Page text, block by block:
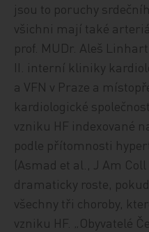
jsou to poruchy
všichni mají také
prof. MUDr. Aleš
II. interní kliniky
a VFN v Praze a
kardiologické
vzniku HF indexované
podle přítomnosti
(Asmad et al., J Am Coll
dramaticky roste,
všechny tři choroby,
vzniku HF. „Obyvatelé